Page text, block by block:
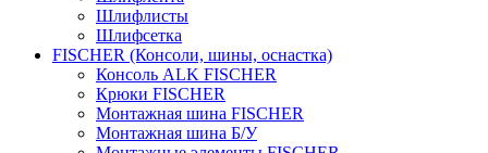
Шлифлисты
Шлифсетка
FISCHER (Консоли, шины, оснастка)
Консоль ALK FISCHER
Крюки FISCHER
Монтажная шина FISCHER
Монтажная шина Б/У